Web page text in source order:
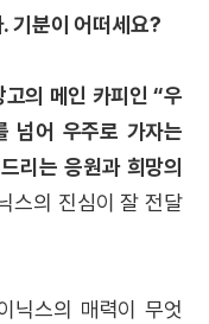
기분이 어떠세요?
고의 메인 카피인 “우
넘어 우주로 가자는
리는 응원과 희망의
스의 진심이 잘 전달
닉스의 매력이 무엇